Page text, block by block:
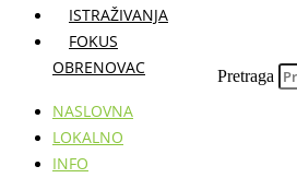
ISTRAŽIVANJA
FOKUS
OBRENOVAC
NASLOVNA
LOKALNO
INFO
Pretraga